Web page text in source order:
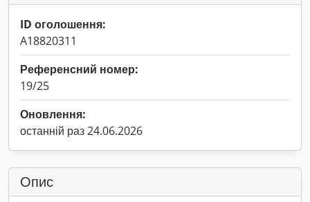
ID оголошення:
A18820311
Референсний номер:
19/25
Оновлення:
останній раз 24.06.2026
Опис